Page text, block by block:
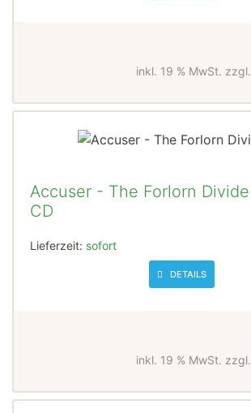
inkl. 19 % MwSt. zzgl.
Accuser - The Forlorn Divide
CD
Lieferzeit: sofort
DETAILS
inkl. 19 % MwSt. zzgl.